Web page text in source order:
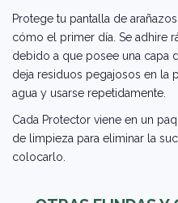
Protege tu pantalla de
cómo el primer día. Se adhire
debido a que posee una capa
deja residuos pegajosos en la
agua y usarse repetidamente.
Cada Protector viene en un
de limpieza para eliminar la
colocarlo.